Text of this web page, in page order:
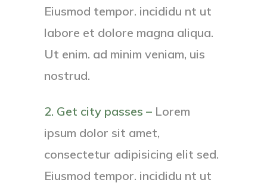
Eiusmod tempor. incididu nt ut
labore et dolore magna aliqua.
Ut enim. ad minim veniam, uis
nostrud.
2. Get city passes – Lorem
ipsum dolor sit amet,
consectetur adipisicing elit sed.
Eiusmod tempor. incididu nt ut